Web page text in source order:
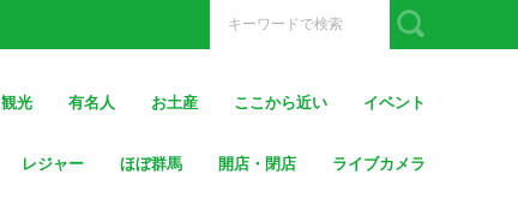
観光 有名人 お土産 ここから近い イベント
レジャー ほぼ群馬 開店・閉店 ライブカメラ